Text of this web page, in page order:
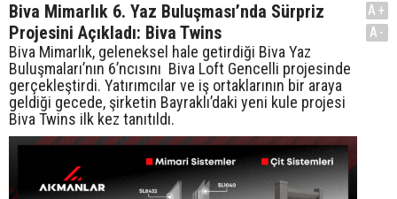
Biva Mimarlık 6. Yaz Buluşması’nda Sürpriz
Projesini Açıkladı: Biva Twins
Biva Mimarlık, geleneksel hale getirdiği Biva Yaz
Buluşmaları’nın 6’ncısını Biva Loft Gencelli projesinde
gerçekleştirdi. Yatırımcılar ve iş ortaklarının bir araya
geldiği gecede, şirketin Bayraklı’daki yeni kule projesi
Biva Twins ilk kez tanıtıldı.
A+
A-